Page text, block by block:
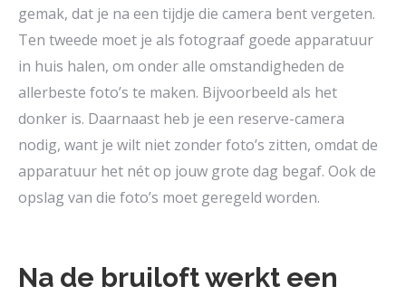
gemak, dat je na een tijdje die camera bent vergeten.
Ten tweede moet je als fotograaf goede apparatuur
in huis halen, om onder alle omstandigheden de
allerbeste foto’s te maken. Bijvoorbeeld als het
donker is. Daarnaast heb je een reserve-camera
nodig, want je wilt niet zonder foto’s zitten, omdat de
apparatuur het nét op jouw grote dag begaf. Ook de
opslag van die foto’s moet geregeld worden.
Na de bruiloft werkt een